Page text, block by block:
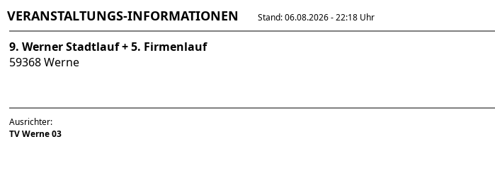
VERANSTALTUNGS-INFORMATIONEN Stand: 06.08.2026 - 22:18 Uhr
9. Werner Stadtlauf + 5. Firmenlauf
59368 Werne
Ausrichter:
TV Werne 03